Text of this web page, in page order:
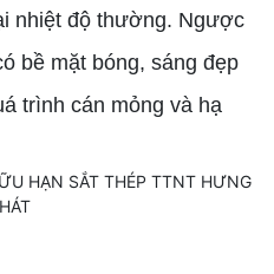
nhiệt độ thường. Ngược
bề mặt bóng, sáng đẹp
trình cán mỏng và hạ